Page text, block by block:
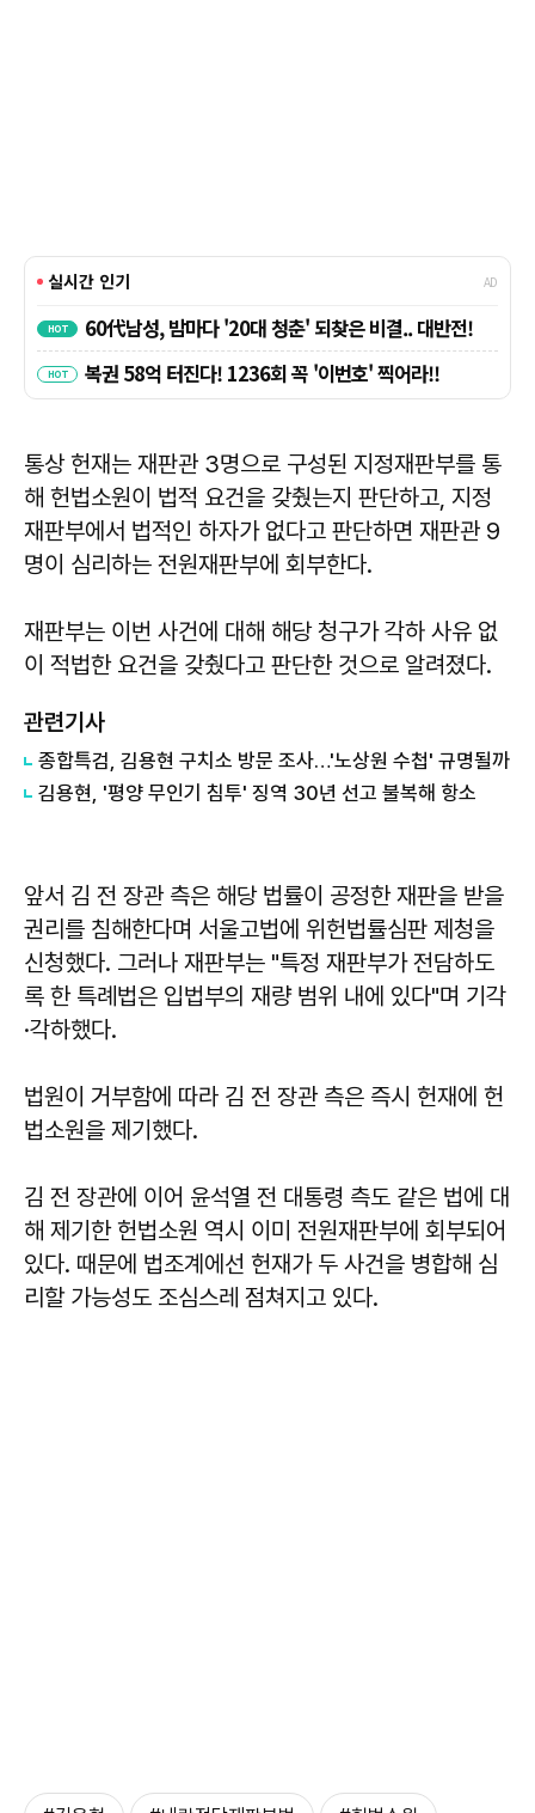
통상 헌재는 재판관 3명으로 구성된 지정재판부를 통
해 헌법소원이 법적 요건을 갖췄는지 판단하고, 지정
재판부에서 법적인 하자가 없다고 판단하면 재판관 9
명이 심리하는 전원재판부에 회부한다.
재판부는 이번 사건에 대해 해당 청구가 각하 사유 없
이 적법한 요건을 갖췄다고 판단한 것으로 알려졌다.
관련기사
종합특검, 김용현 구치소 방문 조사…'노상원 수첩' 규명될까
김용현, '평양 무인기 침투' 징역 30년 선고 불복해 항소
앞서 김 전 장관 측은 해당 법률이 공정한 재판을 받을
권리를 침해한다며 서울고법에 위헌법률심판 제청을
신청했다. 그러나 재판부는 "특정 재판부가 전담하도
록 한 특례법은 입법부의 재량 범위 내에 있다"며 기각
·각하했다.
법원이 거부함에 따라 김 전 장관 측은 즉시 헌재에 헌
법소원을 제기했다.
김 전 장관에 이어 윤석열 전 대통령 측도 같은 법에 대
해 제기한 헌법소원 역시 이미 전원재판부에 회부되어
있다. 때문에 법조계에선 헌재가 두 사건을 병합해 심
리할 가능성도 조심스레 점쳐지고 있다.